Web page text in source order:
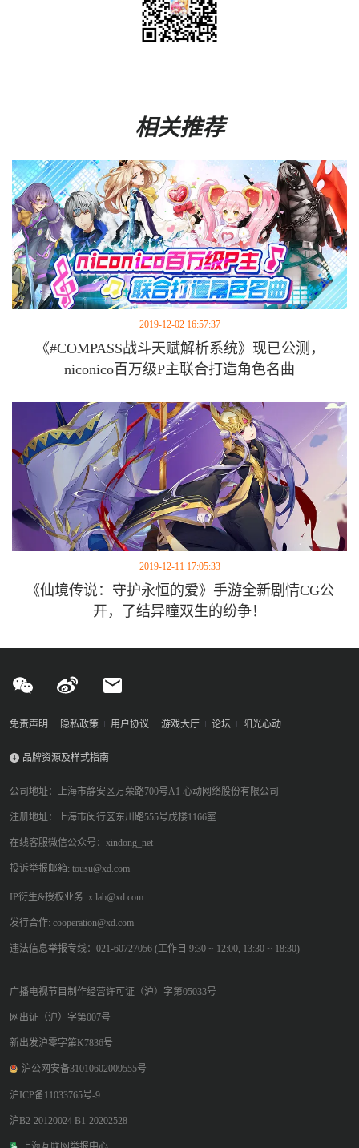
相关推荐
2019-12-02 16:57:37
《#COMPASS战斗天赋解析系统》现已公测，
niconico百万级P主联合打造角色名曲
2019-12-11 17:05:33
《仙境传说：守护永恒的爱》手游全新剧情CG公
开，了结异瞳双生的纷争！
免责声明 隐私政策 用户协议 游戏大厅 论坛 阳光心动
品牌资源及样式指南
公司地址：上海市静安区万荣路700号A1 心动网络股份有限公司
注册地址：上海市闵行区东川路555号戊楼1166室
在线客服微信公众号：xindong_net
投诉举报邮箱: tousu@xd.com
IP衍生&授权业务: x.lab@xd.com
发行合作: cooperation@xd.com
违法信息举报专线：021-60727056 (工作日 9:30 ~ 12:00, 13:30 ~ 18:30)
广播电视节目制作经营许可证（沪）字第05033号
网出证（沪）字第007号
新出发沪零字第K7836号
沪公网安备31010602009555号
沪ICP备11033765号-9
沪B2-20120024 B1-20202528